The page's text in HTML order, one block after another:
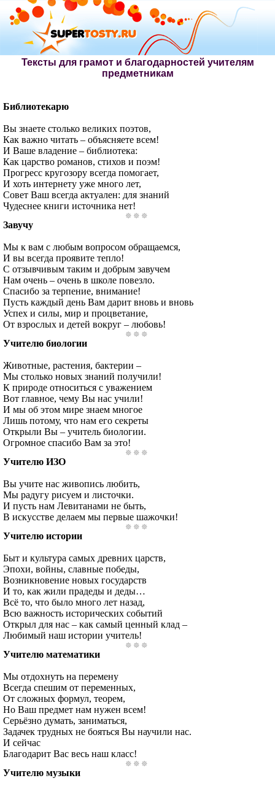
Тексты для грамот и благодарностей учителям
предметникам
Библиотекарю
Вы знаете столько великих поэтов,
Как важно читать – объясняете всем!
И Ваше владение – библиотека:
Как царство романов, стихов и поэм!
Прогресс кругозору всегда помогает,
И хоть интернету уже много лет,
Совет Ваш всегда актуален: для знаний
Чудеснее книги источника нет!
Завучу
Мы к вам с любым вопросом обращаемся,
И вы всегда проявите тепло!
С отзывчивым таким и добрым завучем
Нам очень – очень в школе повезло.
Спасибо за терпение, внимание!
Пусть каждый день Вам дарит вновь и вновь
Успех и силы, мир и процветание,
От взрослых и детей вокруг – любовь!
Учителю биологии
Животные, растения, бактерии –
Мы столько новых знаний получили!
К природе относиться с уважением
Вот главное, чему Вы нас учили!
И мы об этом мире знаем многое
Лишь потому, что нам его секреты
Открыли Вы – учитель биологии.
Огромное спасибо Вам за это!
Учителю ИЗО
Вы учите нас живопись любить,
Мы радугу рисуем и листочки.
И пусть нам Левитанами не быть,
В искусстве делаем мы первые шажочки!
Учителю истории
Быт и культура самых древних царств,
Эпохи, войны, славные победы,
Возникновение новых государств
И то, как жили прадеды и деды…
Всё то, что было много лет назад,
Всю важность исторических событий
Открыл для нас – как самый ценный клад –
Любимый наш истории учитель!
Учителю математики
Мы отдохнуть на перемену
Всегда спешим от переменных,
От сложных формул, теорем,
Но Ваш предмет нам нужен всем!
Серьёзно думать, заниматься,
Задачек трудных не бояться Вы научили нас.
И сейчас
Благодарит Вас весь наш класс!
Учителю музыки